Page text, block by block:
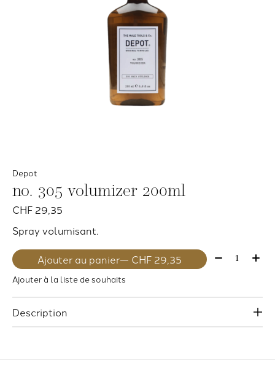
Depot
no. 305 volumizer 200ml
CHF 29,35
Spray volumisant.
Ajouter au panier — CHF 29,35 Quantité:
Ajouter à la liste de souhaits
Description